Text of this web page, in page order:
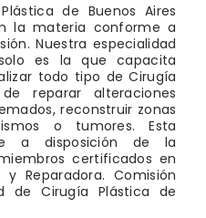
de Buenos Aires
la materia conforme a
Nuestra especialidad
es la que capacita
todo tipo de Cirugía
reparar alteraciones
reconstruir zonas
o tumores. Esta
a disposición de la
certificados en
Reparadora. Comisión
de Cirugía Plástica de